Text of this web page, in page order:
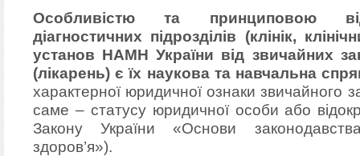
Особливістю та принциповою
діагностичних підрозділів (клінік,
установ НАМН України від звичайних
(лікарень) є їх наукова та навчальна
характерної юридичної ознаки звичайного
саме – статусу юридичної особи або
Закону України «Основи
здоров’я»).